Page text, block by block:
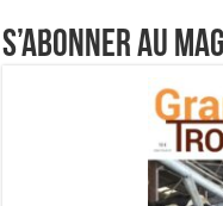
S’abonner au